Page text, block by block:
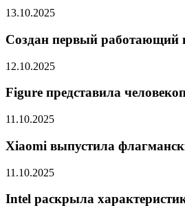
13.10.2025
Создан первый работающий
12.10.2025
Figure представила
11.10.2025
Xiaomi выпустила
11.10.2025
Intel раскрыла